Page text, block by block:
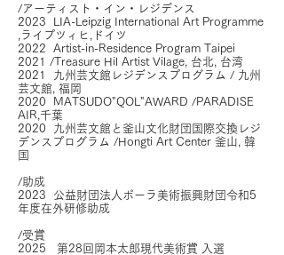
/アーティスト・イン・レジデンス
2023 LIA-Leipzig International Art Programme
,ライプツィヒ,ドイツ
2022 Artist-in-Residence Program Taipei
2021 /Treasure Hil Artist Vilage, 台北, 台湾
2021 九州芸文館レジデンスプログラム / 九州
芸文館, 福岡
2020 MATSUDO"QOL"AWARD /PARADISE
AIR,千葉
2020 九州芸文館と釜山文化財団国際交換レジ
デンスプログラム /Hongti Art Center 釜山, 韓
国
/助成
2023 公益財団法人ポーラ美術振興財団令和5
年度在外研修助成
/受賞
2025 第28回岡本太郎現代美術賞 入選